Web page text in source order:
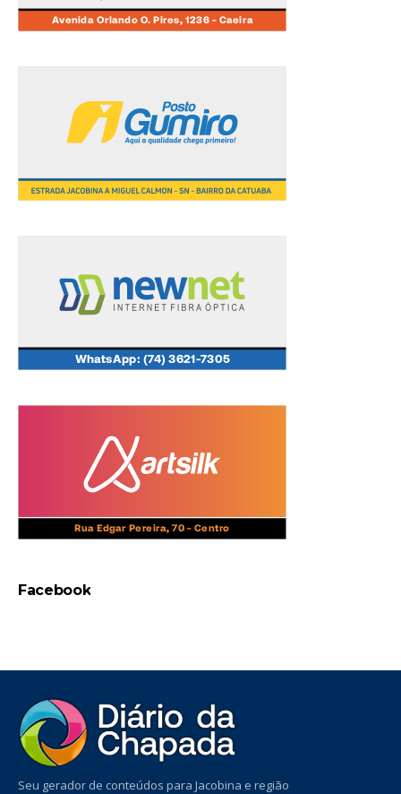
Facebook
Seu gerador de conteúdos para Jacobina e região